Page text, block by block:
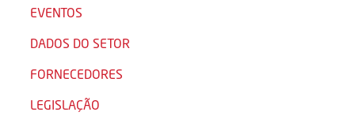
EVENTOS
DADOS DO SETOR
FORNECEDORES
LEGISLAÇÃO